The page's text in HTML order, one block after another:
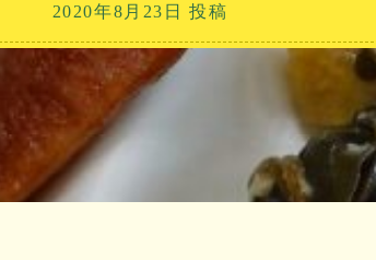
2020年8月23日 投稿